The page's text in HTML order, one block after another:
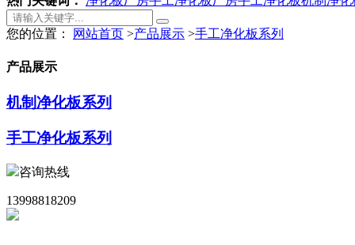
您的位置： 网站首页 >产品展示 >手工净化板系列
产品展示
机制净化板系列
手工净化板系列
咨询热线
13998818209